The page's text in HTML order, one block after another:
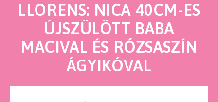
LLORENS: NICA 40CM-ES
ÚJSZÜLÖTT BABA
MACIVAL ÉS RÓZSASZÍN
ÁGYIKÓVAL